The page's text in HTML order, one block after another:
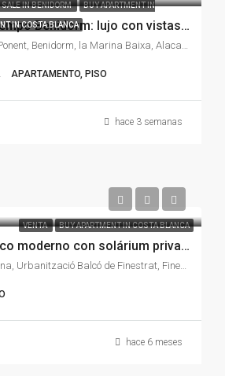
SALE IN BENIDORM BUY APARTMENT IN
IN COSTA BLANCA TE19-0427 – Intempo Benidorm: lujo con vistas frontales al mar y Playa de Poniente
Avinguda de Mèxic, Ponent, Benidorm, la Marina Baixa, Alacant / Alicante, Comunitat Valenciana, 03509, España
APARTAMENTO, PISO
hace 3 semanas
VENTA BUY APARTMENT IN COSTA BLANCA
TE19-0317 – Ático moderno con solárium privado y vistas infinitas al mar y la montaña en Finestrat
Avinguda de Barcelona, Urbanització Balcó de Finestrat, Finestrat, la Marina Baixa, Alacant / Alicante, Comunitat Valenciana, 03509, España
hace 6 meses